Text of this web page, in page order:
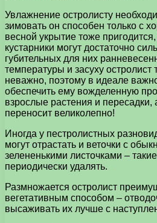
Увлажнение остролисту
зимовать он способен только с
весной укрытие тоже
кустарники могут достаточно
губительных для них
температуры и засуху остролист
неважно, поэтому в идеале
обеспечить ему вожделенную
взрослые растения и пересадки,
переносит великолепно!
Иногда у пестролистных
могут отрастать и веточки с
зелененькими листочками –
периодически удалять.
Размножается остролист
вегетативным способом –
высаживать их лучше с